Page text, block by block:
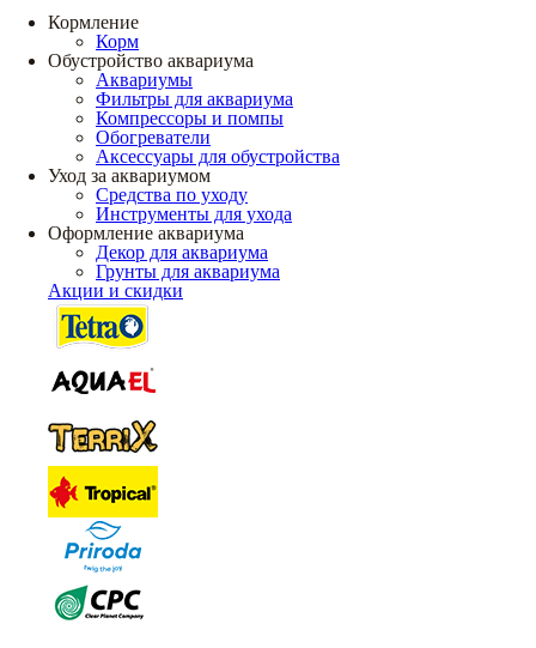
Кормление
Корм
Обустройство аквариума
Аквариумы
Фильтры для аквариума
Компрессоры и помпы
Обогреватели
Аксессуары для обустройства
Уход за аквариумом
Средства по уходу
Инструменты для ухода
Оформление аквариума
Декор для аквариума
Грунты для аквариума
Акции и скидки